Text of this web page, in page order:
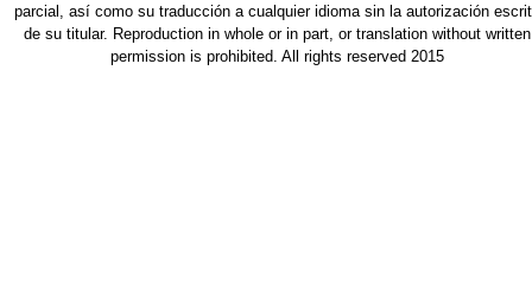
parcial, así como su traducción a cualquier idioma sin la autorización
de su titular. Reproduction in whole or in part, or translation without written
permission is prohibited. All rights reserved 2015